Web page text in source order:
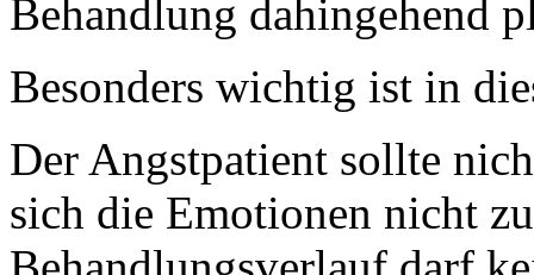
Behandlung dahingehend
Besonders wichtig ist in
Der Angstpatient sollte
sich die Emotionen nicht